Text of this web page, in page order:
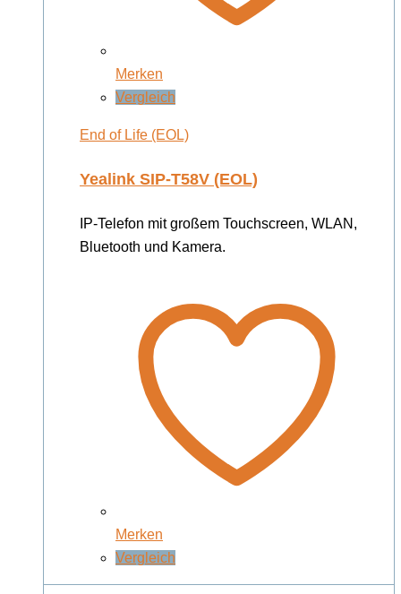
Merken
Vergleich
End of Life (EOL)
Yealink SIP-T58V (EOL)
IP-Telefon mit großem Touchscreen, WLAN,
Bluetooth und Kamera.
Merken
Vergleich